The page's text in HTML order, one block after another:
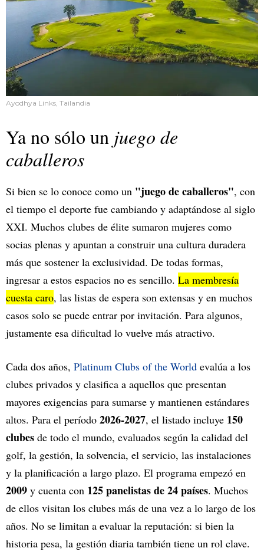
Ayodhya Links, Tailandia
Ya no sólo un juego de
caballeros
Si bien se lo conoce como un "juego de caballeros", con
el tiempo el deporte fue cambiando y adaptándose al siglo
XXI. Muchos clubes de élite sumaron mujeres como
socias plenas y apuntan a construir una cultura duradera
más que sostener la exclusividad. De todas formas,
ingresar a estos espacios no es sencillo. La membresía
cuesta caro, las listas de espera son extensas y en muchos
casos solo se puede entrar por invitación. Para algunos,
justamente esa dificultad lo vuelve más atractivo.
Cada dos años, Platinum Clubs of the World evalúa a los
clubes privados y clasifica a aquellos que presentan
mayores exigencias para sumarse y mantienen estándares
altos. Para el período 2026-2027, el listado incluye 150
clubes de todo el mundo, evaluados según la calidad del
golf, la gestión, la solvencia, el servicio, las instalaciones
y la planificación a largo plazo. El programa empezó en
2009 y cuenta con 125 panelistas de 24 países. Muchos
de ellos visitan los clubes más de una vez a lo largo de los
años. No se limitan a evaluar la reputación: si bien la
historia pesa, la gestión diaria también tiene un rol clave.